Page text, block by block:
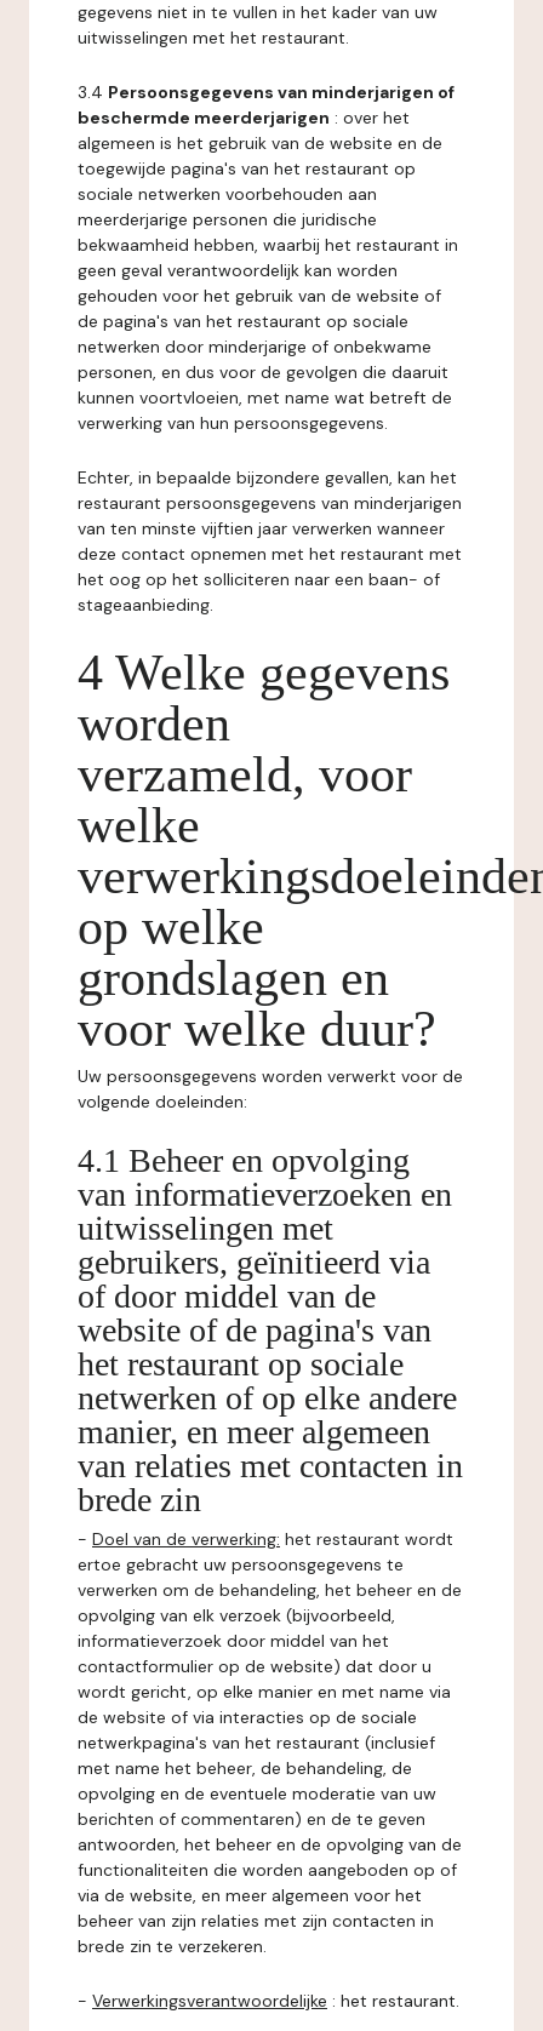
gegevens niet in te vullen in het kader van uw
uitwisselingen met het restaurant.
3.4 Persoonsgegevens van minderjarigen of
beschermde meerderjarigen : over het
algemeen is het gebruik van de website en de
toegewijde pagina's van het restaurant op
sociale netwerken voorbehouden aan
meerderjarige personen die juridische
bekwaamheid hebben, waarbij het restaurant in
geen geval verantwoordelijk kan worden
gehouden voor het gebruik van de website of
de pagina's van het restaurant op sociale
netwerken door minderjarige of onbekwame
personen, en dus voor de gevolgen die daaruit
kunnen voortvloeien, met name wat betreft de
verwerking van hun persoonsgegevens.
Echter, in bepaalde bijzondere gevallen, kan het
restaurant persoonsgegevens van minderjarigen
van ten minste vijftien jaar verwerken wanneer
deze contact opnemen met het restaurant met
het oog op het solliciteren naar een baan- of
stageaanbieding.
4 Welke gegevens
worden
verzameld, voor
welke
op welke
grondslagen en
voor welke duur?
Uw persoonsgegevens worden verwerkt voor de
volgende doeleinden:
4.1 Beheer en opvolging
van informatieverzoeken en
uitwisselingen met
gebruikers, geïnitieerd via
of door middel van de
website of de pagina's van
het restaurant op sociale
netwerken of op elke andere
manier, en meer algemeen
van relaties met contacten in
brede zin
- Doel van de verwerking: het restaurant wordt
ertoe gebracht uw persoonsgegevens te
verwerken om de behandeling, het beheer en de
opvolging van elk verzoek (bijvoorbeeld,
informatieverzoek door middel van het
contactformulier op de website) dat door u
wordt gericht, op elke manier en met name via
de website of via interacties op de sociale
netwerkpagina's van het restaurant (inclusief
met name het beheer, de behandeling, de
opvolging en de eventuele moderatie van uw
berichten of commentaren) en de te geven
antwoorden, het beheer en de opvolging van de
functionaliteiten die worden aangeboden op of
via de website, en meer algemeen voor het
beheer van zijn relaties met zijn contacten in
brede zin te verzekeren.
- Verwerkingsverantwoordelijke : het restaurant.